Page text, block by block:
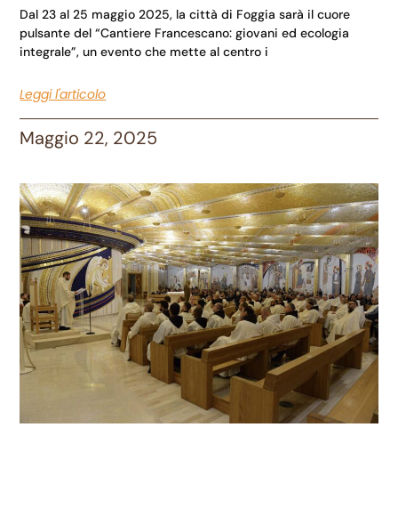
Dal 23 al 25 maggio 2025, la città di Foggia sarà il cuore
pulsante del “Cantiere Francescano: giovani ed ecologia
integrale”, un evento che mette al centro i
Leggi l'articolo
Maggio 22, 2025